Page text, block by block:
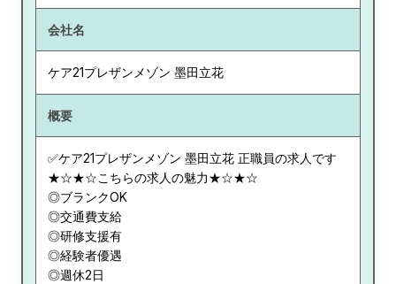
会社名
ケア21プレザンメゾン 墨田立花
概要
✅ケア21プレザンメゾン 墨田立花 正職員の求人です
★☆★☆こちらの求人の魅力★☆★☆
◎ブランクOK
◎交通費支給
◎研修支援有
◎経験者優遇
◎週休2日